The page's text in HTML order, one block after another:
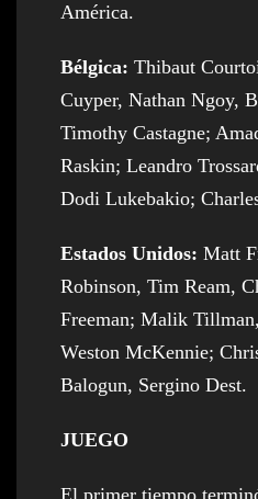
América.
Bélgica: Thibaut
Cuyper, Nathan Ngoy,
Timothy Castagne;
Raskin; Leandro
Dodi Lukebakio;
Estados Unidos: Matt
Robinson, Tim Ream,
Freeman; Malik
Weston McKennie;
Balogun, Sergino Dest.
JUEGO